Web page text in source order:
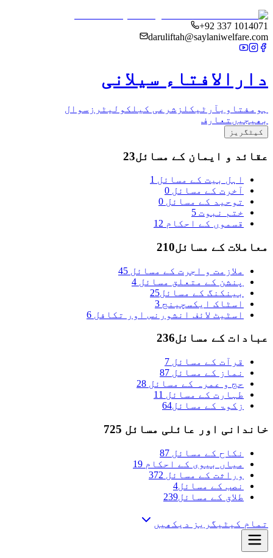
+92 337 1014071
daruliftah@saylaniwelfare.com
دارالافتاء سیلانی
ہوم فتاوی آرٹیکلز شرعی کیلکولیٹرز سوال
بھیجیں تعارف
کیٹگریز
عقائد و ایمان کے مسائل23
اہل بیت کے مسائل 1
آخرت کے مسائل 0
توحید کے مسائل 0
ختم نبوت 5
قسموں کے احکام 12
معاملات کے مسائل210
ملازمت و اجرت کے مسائل 45
پنشن کے متعلق مسائل 4
بینکنگ کے مسائل25
اسٹاک ایکسچینج 3
اسٹیٹ لائف انشورنس اور تکافل 6
عبادات کے مسائل236
قرآت کے مسائل 7
نماز کے مسائل 87
حج و عمرہ کے مسائل 28
طہارت کے مسائل 11
زکوۃ کے مسائل64
خاندانی اور عائلی مسائل 725
نکاح کے مسائل 87
میاں بیوی کے احکام 19
وراثت کے مسائل 372
نصب کے مسائل4
طلاق کے مسائل239
تمام کیٹیگریز دیکھیں